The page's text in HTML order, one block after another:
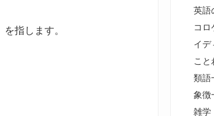
指します。
英語
コロ
イデ
こと
類語
象徴
雑学